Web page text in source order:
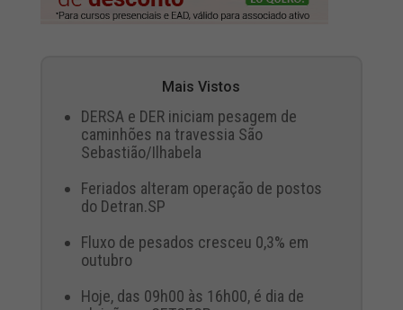
Mais Vistos
DERSA e DER iniciam pesagem de
caminhões na travessia São
Sebastião/Ilhabela
Feriados alteram operação de postos
do Detran.SP
Fluxo de pesados cresceu 0,3% em
outubro
Hoje, das 09h00 às 16h00, é dia de